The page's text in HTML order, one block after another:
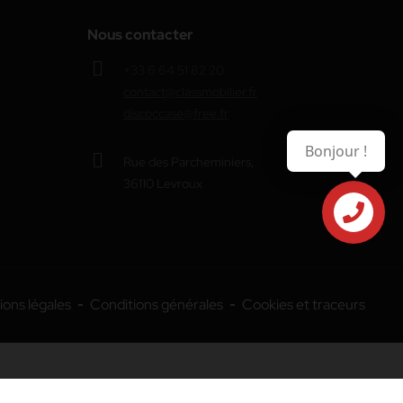
Nous contacter
légales Conditions générales Cookies et traceurs
Contactez-
nous
Bonjour !